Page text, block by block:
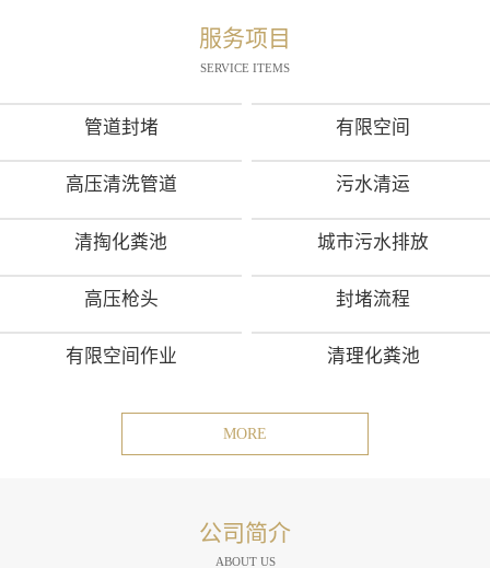
服务项目
SERVICE ITEMS
管道封堵 有限空间
高压清洗管道 污水清运
清掏化粪池 城市污水排放
高压枪头 封堵流程
有限空间作业 清理化粪池
MORE
公司简介
ABOUT US